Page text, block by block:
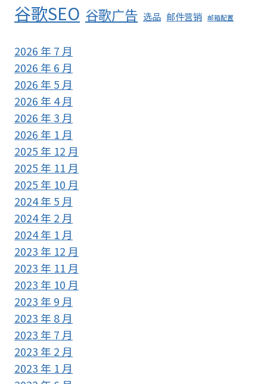
谷歌SEO 谷歌广告 选品 邮件营销 邮箱配置
2026 年 7 月
2026 年 6 月
2026 年 5 月
2026 年 4 月
2026 年 3 月
2026 年 1 月
2025 年 12 月
2025 年 11 月
2025 年 10 月
2024 年 5 月
2024 年 2 月
2024 年 1 月
2023 年 12 月
2023 年 11 月
2023 年 10 月
2023 年 9 月
2023 年 8 月
2023 年 7 月
2023 年 2 月
2023 年 1 月